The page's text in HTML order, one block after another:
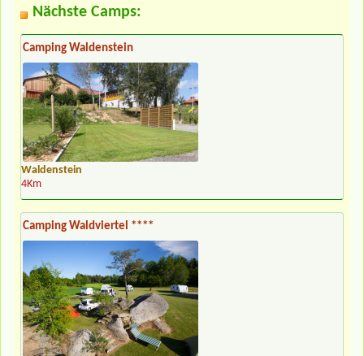
Nächste Camps:
Camping Waldenstein
Waldenstein
4Km
Camping Waldviertel ****